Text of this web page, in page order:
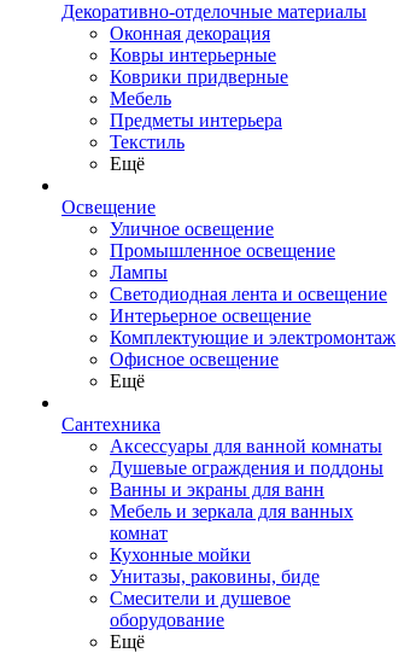
Декоративно-отделочные материалы
Оконная декорация
Ковры интерьерные
Коврики придверные
Мебель
Предметы интерьера
Текстиль
Ещё
Освещение
Уличное освещение
Промышленное освещение
Лампы
Светодиодная лента и освещение
Интерьерное освещение
Комплектующие и электромонтаж
Офисное освещение
Ещё
Сантехника
Аксессуары для ванной комнаты
Душевые ограждения и поддоны
Ванны и экраны для ванн
Мебель и зеркала для ванных
комнат
Кухонные мойки
Унитазы, раковины, биде
Смесители и душевое
оборудование
Ещё